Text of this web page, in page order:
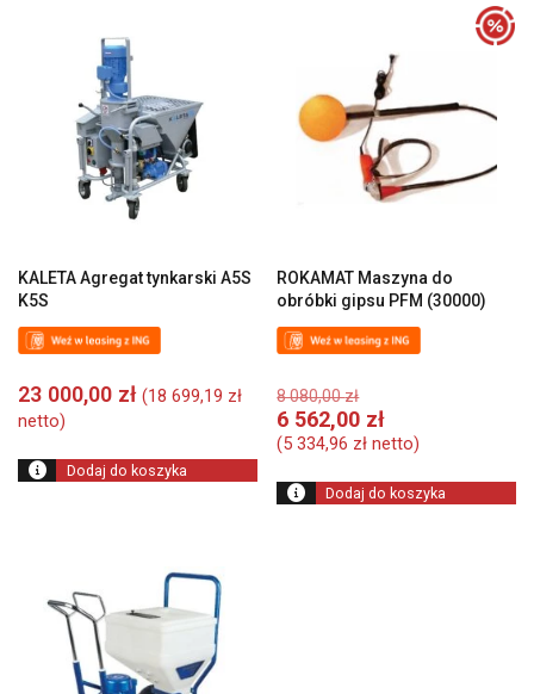
KALETA Agregat tynkarski A5S
K5S
23 000,00 zł (18 699,19 zł
netto)
Dodaj do koszyka
ROKAMAT Maszyna do
obróbki gipsu PFM (30000)
8 080,00złPierwotna
cena
wynosiła:
080,00 zł.
6 562,00 zł
6
(5 334,96 zł netto)
Dodaj do koszyka